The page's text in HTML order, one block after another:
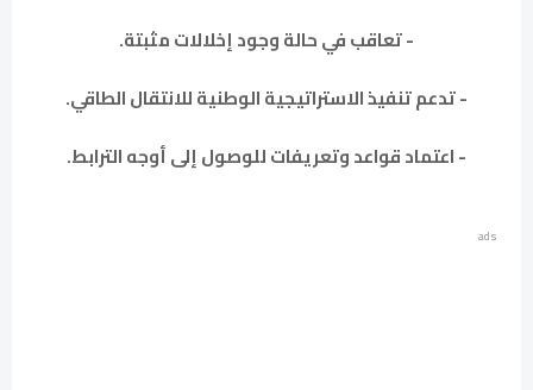
- تعاقب في حالة وجود إخلالات مثبتة.
- تدعم تنفيذ الاستراتيجية الوطنية للانتقال الطاقي.
- اعتماد قواعد وتعريفات للوصول إلى أوجه الترابط.
ads